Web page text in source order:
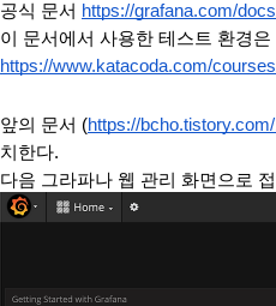
공식 문서 https://grafana.com/
이 문서에서 사용한 테스트 환경
https://www.katacoda.com/
앞의 문서 (https://
치한다.
다음 그라파나 웹 관리 화면으로